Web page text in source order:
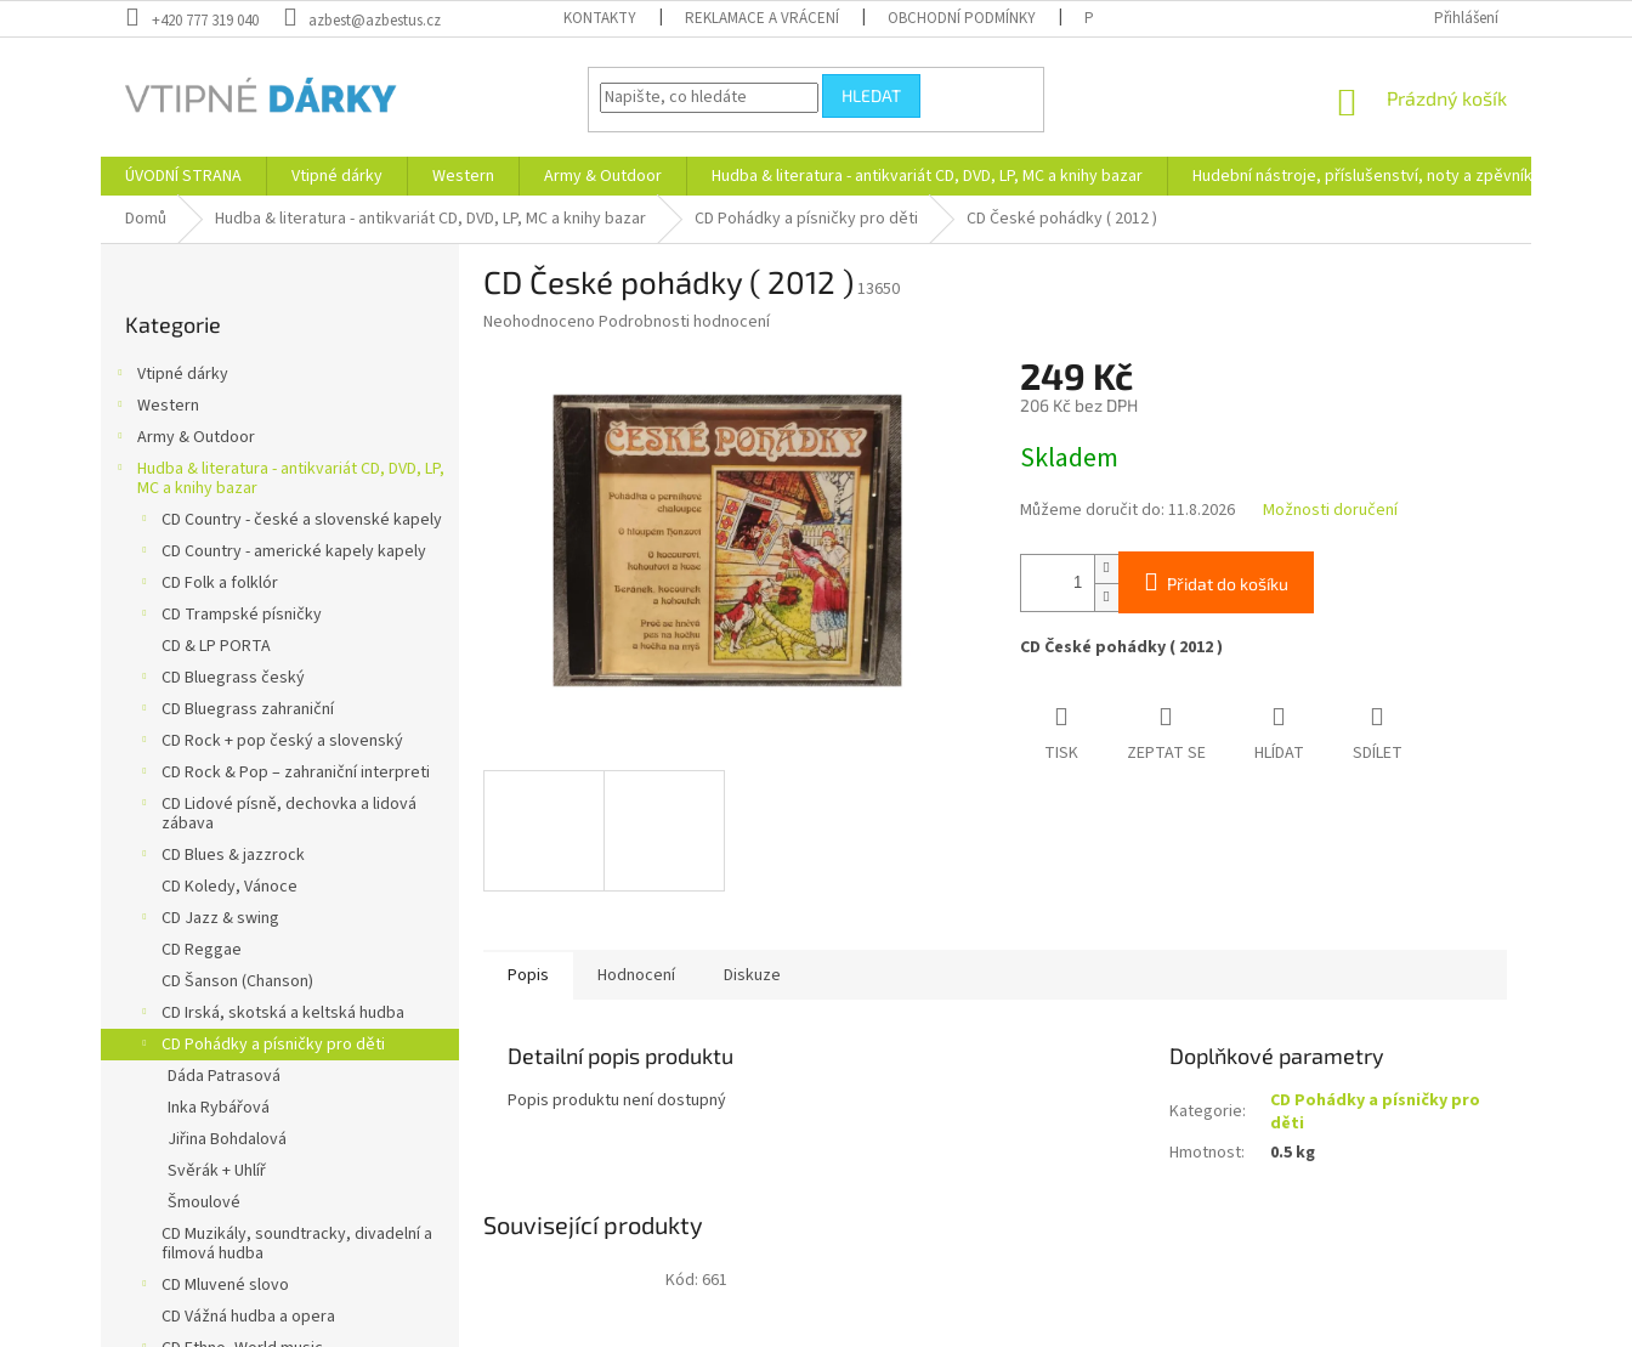
na
+420 777 319 040 azbest@azbestus.cz KONTAKTY REKLAMACE A VRÁCENÍ OBCHODNÍ PODMÍNKY PODMÍNKY OCHRANY OSOBNÍCH ÚDAJŮ DOPRAVA A PLATBA
Přihlášení
HLEDAT
NÁKUPNÍ
Prázdný košík
ÚVODNÍ STRANA Vtipné dárky Western Army & Outdoor Hudba & literatura - antikvariát CD, DVD, LP, MC a knihy bazar Hudební nástroje, příslušenství, noty a zpěvníky
Domů
Hudba & literatura - antikvariát CD, DVD, LP, MC a knihy bazar CD Pohádky a písničky pro děti CD České pohádky ( 2012 )
kategorie
Kategorie
Vtipné dárky
Western
Army & Outdoor
Hudba & literatura - antikvariát CD, DVD, LP,
MC a knihy bazar
CD Country - české a slovenské kapely
CD Country - americké kapely kapely
CD Folk a folklór
CD Trampské písničky
CD & LP PORTA
CD Bluegrass český
CD Bluegrass zahraniční
CD Rock + pop český a slovenský
CD Rock & Pop – zahraniční interpreti
CD Lidové písně, dechovka a lidová
zábava
CD Blues & jazzrock
CD Koledy, Vánoce
CD Jazz & swing
CD Reggae
CD Šanson (Chanson)
CD Irská, skotská a keltská hudba
CD Pohádky a písničky pro děti
Dáda Patrasová
Inka Rybářová
Jiřina Bohdalová
Svěrák + Uhlíř
Šmoulové
CD Muzikály, soundtracky, divadelní a
filmová hudba
CD Mluvené slovo
CD Vážná hudba a opera
CD České pohádky ( 2012 ) 13650
Průměrné
hvězdiček.
Neohodnoceno Podrobnosti hodnocení
249 Kč
206 Kč bez DPH
cena:
Skladem
Můžeme doručit do: 11.8.2026 Možnosti doručení
Přidat do košíku
CD České pohádky ( 2012 )
TISK ZEPTAT SE HLÍDAT SDÍLET
Popis Hodnocení Diskuze
Detailní popis produktu
Popis produktu není dostupný
Doplňkové parametry
Kategorie:
CD Pohádky a písničky pro
děti
Hmotnost: 0.5 kg
Související produkty
Kód: 661